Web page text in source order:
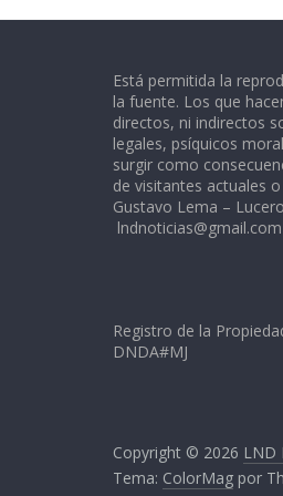
Está permitida la
la fuente. Los que
directos, ni indirectos
legales, psíquicos
surgir como
de visitantes actuales
Gustavo Lema –
lndnoticias@gmail.com
Registro de la
DNDA#MJ
Copyright © 2026 LND
Tema: ColorMag por